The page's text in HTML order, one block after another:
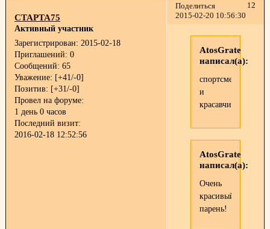
Поделиться
12
2015-02-20 10:56:30
СТАРТА75
Активный участник
Зарегистрирован: 2015-02-18
Приглашений: 0
Сообщений: 65
Уважение: [+41/-0]
Позитив: [+31/-0]
Провел на форуме:
1 день 0 часов
Последний визит:
2016-02-18 12:52:56
AtosGrate
написал(а):
спортсмен
и
красавчик
AtosGrate
написал(а):
Очень
красивый
парень!